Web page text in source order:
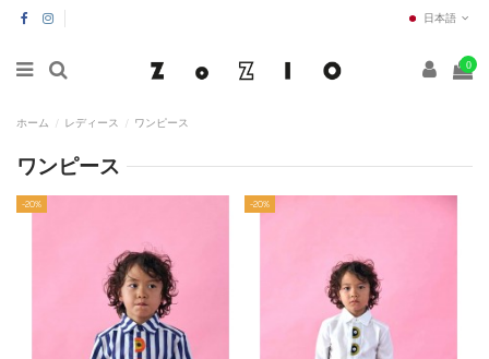
日本語
0
ホーム レディース ワンピース
ワンピース
-20% -20%